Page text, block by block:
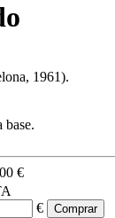
1961).
base.
€
€